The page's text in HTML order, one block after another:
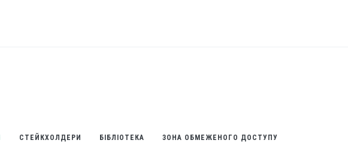
СТЕЙКХОЛДЕРИ БІБЛІОТЕКА ЗОНА ОБМЕЖЕНОГО ДОСТУПУ